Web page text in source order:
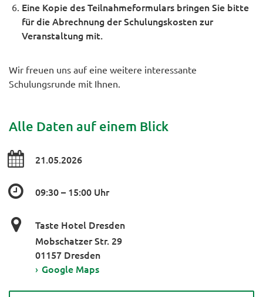
Eine Kopie des Teilnahmeformulars bringen Sie bitte
für die Abrechnung der Schulungskosten zur
Veranstaltung mit.
Wir freuen uns auf eine weitere interessante
Schulungsrunde mit Ihnen.
Alle Daten auf einem Blick
21.05.2026
09:30 – 15:00 Uhr
Taste Hotel Dresden
Mobschatzer Str. 29
01157 Dresden
› Google Maps